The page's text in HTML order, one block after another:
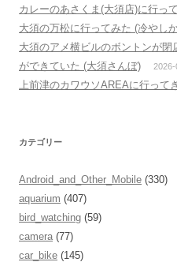
カレーのあさくま(大須店)に行っ
大須の万松に行ってみた (冷やし
大須のアメ横ビルのボントンが
ができていた (大須さんぼ)
上前津のカワウソAREAに行って
カテゴリー
Android_and_Other_Mobile (330)
aquarium (407)
bird_watching (59)
camera (77)
car_bike (145)